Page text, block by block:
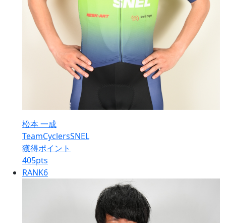
松本 一成
TeamCyclersSNEL
獲得ポイント
405pts
RANK6